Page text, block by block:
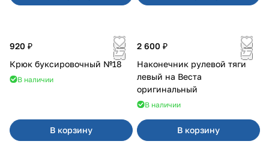
920 ₽
Крюк буксировочный №18
В наличии
В корзину
2 600 ₽
Наконечник рулевой тяги
левый на Веста
оригинальный
В наличии
В корзину